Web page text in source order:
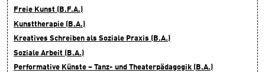
Freie Kunst (B.F.A.)
Kunsttherapie (B.A.)
Kreatives Schreiben als Soziale Praxis (B.A.)
Soziale Arbeit (B.A.)
Performative Künste – Tanz- und Theaterpädagogik (B.A.)